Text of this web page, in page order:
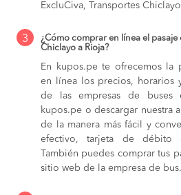
ExcluCiva, Transportes
3
¿Cómo comprar en línea el
Chiclayo a Rioja?
En kupos.pe te ofrecemos la
en línea los precios, horarios
de las empresas de buses
kupos.pe o descargar nuestra
de la manera más fácil y
efectivo, tarjeta de débito
También puedes comprar tus
sitio web de la empresa de bus.